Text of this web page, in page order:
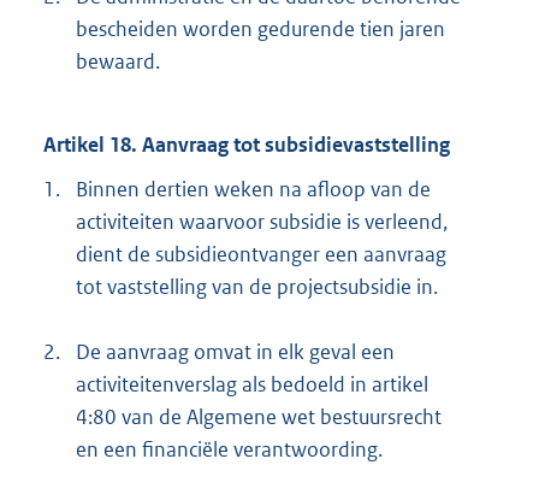
bescheiden worden gedurende tien jaren
bewaard.
Artikel 18. Aanvraag tot subsidievaststelling
1.
Binnen dertien weken na afloop van de
activiteiten waarvoor subsidie is verleend,
dient de subsidieontvanger een aanvraag
tot vaststelling van de projectsubsidie in.
2.
De aanvraag omvat in elk geval een
activiteitenverslag als bedoeld in artikel
4:80 van de Algemene wet bestuursrecht
en een financiële verantwoording.